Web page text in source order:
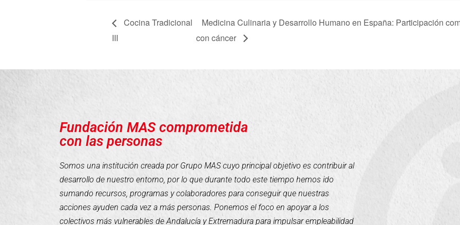
Cocina Tradicional
III
Medicina Culinaria y Desarrollo Humano en España: Participación
con cáncer
Fundación MAS comprometida
con las personas
Somos una institución creada por Grupo MAS cuyo principal objetivo es contribuir al
desarrollo de nuestro entorno, por lo que durante todo este tiempo hemos ido
sumando recursos, programas y colaboradores para conseguir que nuestras
acciones ayuden cada vez a más personas. Ponemos el foco en apoyar a los
colectivos más vulnerables de Andalucía y Extremadura para impulsar empleabilidad